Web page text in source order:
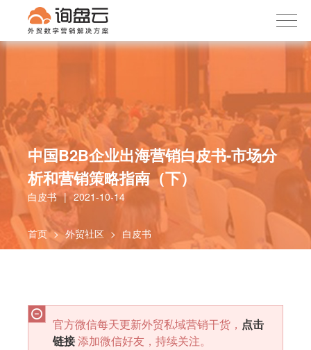
首页
客户案例
内容社区
关于我们
中国B2B企业出海营销白皮书-市场分
析和营销策略指南（下）
白皮书 | 2021-10-14
首页 > 外贸社区 > 白皮书
官方微信每天更新外贸私域营销干货， 点击
链接添加微信好友，持续关注。
下载APP